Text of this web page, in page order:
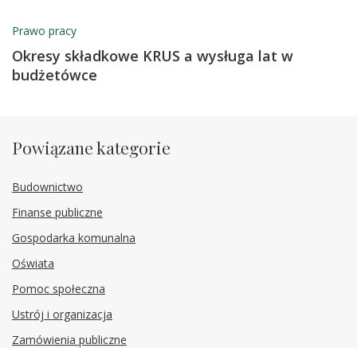
Prawo pracy
Okresy składkowe KRUS a wysługa lat w
budżetówce
Powiązane kategorie
Budownictwo
Finanse publiczne
Gospodarka komunalna
Oświata
Pomoc społeczna
Ustrój i organizacja
Zamówienia publiczne